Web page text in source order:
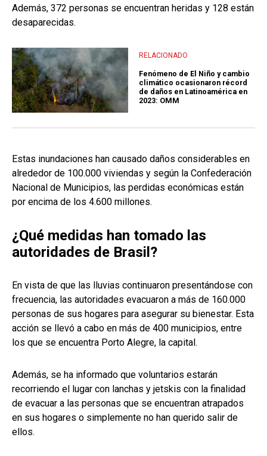
Además, 372 personas se encuentran heridas y 128 están
desaparecidas.
RELACIONADO
Fenómeno de El Niño y cambio
climático ocasionaron récord
de daños en Latinoamérica en
2023: OMM
Estas inundaciones han causado daños considerables en
alrededor de 100.000 viviendas y según la Confederación
Nacional de Municipios, las perdidas económicas están
por encima de los 4.600 millones.
¿Qué medidas han tomado las
autoridades de Brasil?
En vista de que las lluvias continuaron presentándose con
frecuencia, las autoridades evacuaron a más de 160.000
personas de sus hogares para asegurar su bienestar. Esta
acción se llevó a cabo en más de 400 municipios, entre
los que se encuentra Porto Alegre, la capital.
Además, se ha informado que voluntarios estarán
recorriendo el lugar con lanchas y jetskis con la finalidad
de evacuar a las personas que se encuentran atrapados
en sus hogares o simplemente no han querido salir de
ellos.